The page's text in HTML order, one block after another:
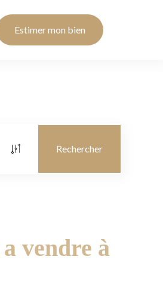
Estimer mon bien
vendre à